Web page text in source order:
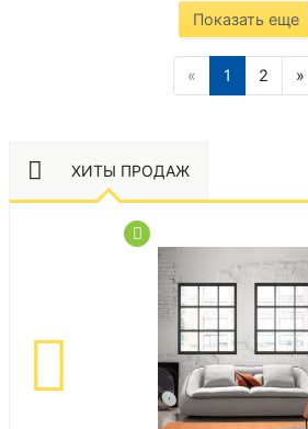
Показать еще
« 1 2 »
ХИТЫ ПРОДАЖ